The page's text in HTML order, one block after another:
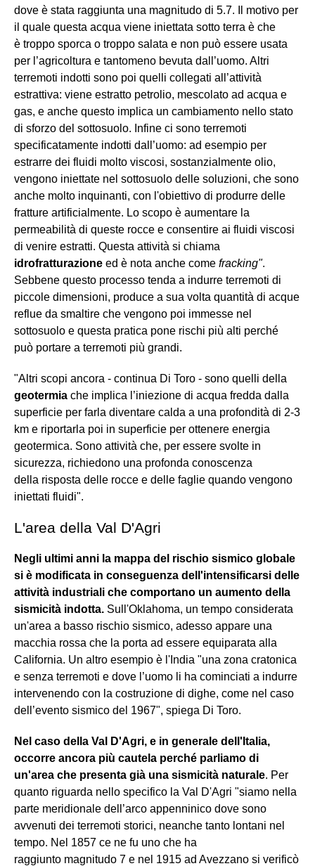
dove è stata raggiunta una magnitudo di 5.7. Il motivo per
il quale questa acqua viene iniettata sotto terra è che
è troppo sporca o troppo salata e non può essere usata
per l’agricoltura e tantomeno bevuta dall’uomo. Altri
terremoti indotti sono poi quelli collegati all’attività
estrattiva: viene estratto petrolio, mescolato ad acqua e
gas, e anche questo implica un cambiamento nello stato
di sforzo del sottosuolo. Infine ci sono terremoti
specificatamente indotti dall’uomo: ad esempio per
estrarre dei fluidi molto viscosi, sostanzialmente olio,
vengono iniettate nel sottosuolo delle soluzioni, che sono
anche molto inquinanti, con l'obiettivo di produrre delle
fratture artificialmente. Lo scopo è aumentare la
permeabilità di queste rocce e consentire ai fluidi viscosi
di venire estratti. Questa attività si chiama
idrofratturazione ed è nota anche come fracking".
Sebbene questo processo tenda a indurre terremoti di
piccole dimensioni, produce a sua volta quantità di acque
reflue da smaltire che vengono poi immesse nel
sottosuolo e questa pratica pone rischi più alti perché
può portare a terremoti più grandi.
"Altri scopi ancora - continua Di Toro - sono quelli della
geotermia che implica l’iniezione di acqua fredda dalla
superficie per farla diventare calda a una profondità di 2-3
km e riportarla poi in superficie per ottenere energia
geotermica. Sono attività che, per essere svolte in
sicurezza, richiedono una profonda conoscenza
della risposta delle rocce e delle faglie quando vengono
iniettati fluidi".
L'area della Val D'Agri
Negli ultimi anni la mappa del rischio sismico globale
si è modificata in conseguenza dell'intensificarsi delle
attività industriali che comportano un aumento della
sismicità indotta. Sull'Oklahoma, un tempo considerata
un'area a basso rischio sismico, adesso appare una
macchia rossa che la porta ad essere equiparata alla
California. Un altro esempio è l'India "una zona cratonica
e senza terremoti e dove l’uomo li ha cominciati a indurre
intervenendo con la costruzione di dighe, come nel caso
dell’evento sismico del 1967", spiega Di Toro.
Nel caso della Val D'Agri, e in generale dell'Italia,
occorre ancora più cautela perché parliamo di
un'area che presenta già una sismicità naturale. Per
quanto riguarda nello specifico la Val D'Agri "siamo nella
parte meridionale dell’arco appenninico dove sono
avvenuti dei terremoti storici, neanche tanto lontani nel
tempo. Nel 1857 ce ne fu uno che ha
raggiunto magnitudo 7 e nel 1915 ad Avezzano si verificò